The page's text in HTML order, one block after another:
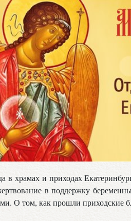
в храмах и приходах
в поддержку
О том, как прошли приходские